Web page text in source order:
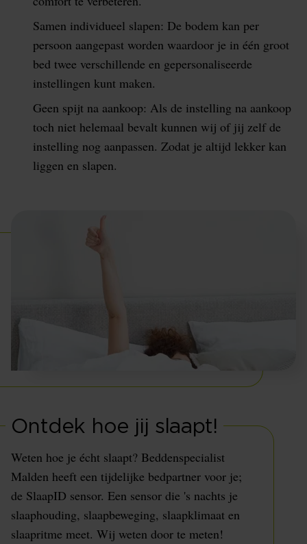
Samen individueel slapen: De bodem kan per
persoon aangepast worden waardoor je in één groot
bed twee verschillende en gepersonaliseerde
instellingen kunt maken.
Geen spijt na aankoop: Als de instelling na aankoop
toch niet helemaal bevalt kunnen wij of jij zelf de
instelling nog aanpassen. Zodat je altijd lekker kan
liggen en slapen.
Ontdek hoe jij slaapt!
Weten hoe je écht slaapt? Beddenspecialist
Malden heeft een tijdelijke bedpartner voor je;
de SlaapID sensor. Een sensor die 's nachts je
slaaphouding, slaapbeweging, slaapklimaat en
slaapritme meet. Wij weten door te meten!